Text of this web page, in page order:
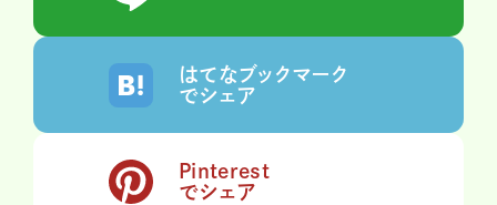
はてなブックマーク
でシェア
Pinterest
でシェア